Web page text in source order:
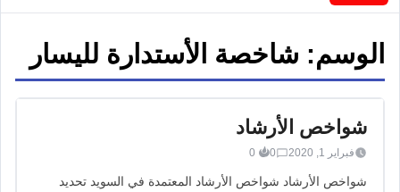
الوسم: شاخصة الأستدارة لليسار
شواخص الأرشاد
فبراير 1, 2020 0
0
شواخص الأرشاد شواخص الأرشاد المعتمدة في السويد تحديد